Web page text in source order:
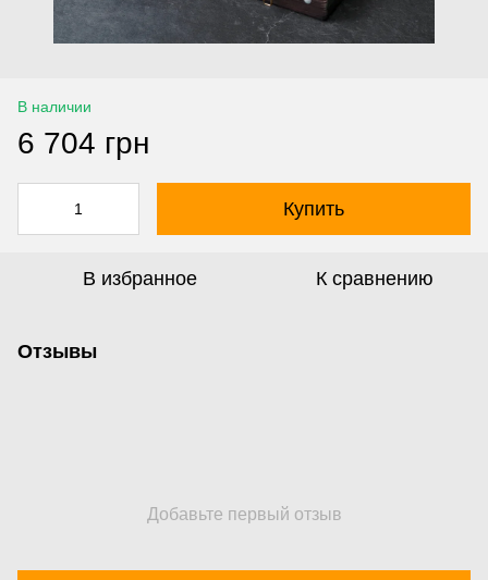
В наличии
6 704 грн
Купить
В избранное К сравнению
Отзывы
Добавьте первый отзыв